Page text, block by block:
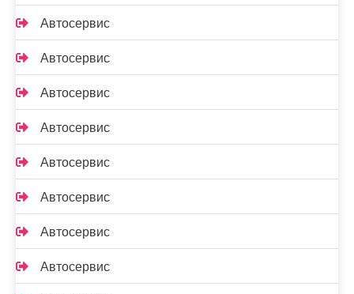
Автосервис
Автосервис
Автосервис
Автосервис
Автосервис
Автосервис
Автосервис
Автосервис